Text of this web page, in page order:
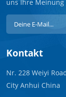
uns Ihre
Kontakt
Nr. 228 Weiyi
City Anhui China